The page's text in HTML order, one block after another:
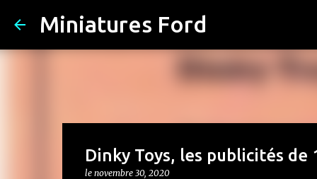
Miniatures Ford
Dinky Toys, les publicités
le novembre 30, 2020